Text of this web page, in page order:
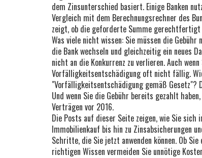
dem Zinsunterschied basiert. Einige Banken
Vergleich mit dem Berechnungsrechner des
zeigt, ob die geforderte Summe
Was viele nicht wissen: Sie müssen die
die Bank wechseln und gleichzeitig ein neues
nicht an die Konkurrenz zu verlieren. Auch
Vorfälligkeitsentschädigung oft nicht fällig.
"Vorfälligkeitsentschädigung gemäß
Und wenn Sie die Gebühr bereits gezahlt
Verträgen vor 2016.
Die Posts auf dieser Seite zeigen, wie Sie
Immobilienkauf bis hin zu Zinsabsicherungen
Schritte, die Sie jetzt anwenden können. Ob
richtigen Wissen vermeiden Sie unnötige